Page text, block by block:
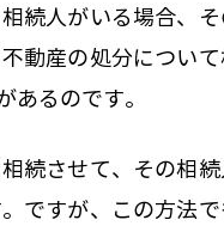
続人がいる場合、そ
動産の処分につい
るのです。
続させて、その相
ですが、この方法で